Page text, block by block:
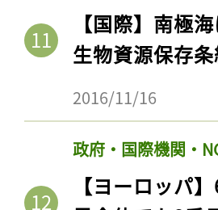
【国際】南極
生物資源保存
2016/11/16
政府・国際機関・
【ヨーロッパ